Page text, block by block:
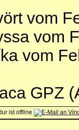
vom
vom
vom
GPZ